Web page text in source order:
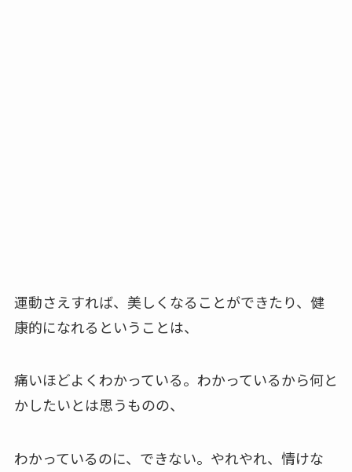
運動さえすれば、美しくなることができたり、健
康的になれるということは、
痛いほどよくわかっている。わかっているから何と
かしたいとは思うものの、
わかっているのに、できない。やれやれ、情けな